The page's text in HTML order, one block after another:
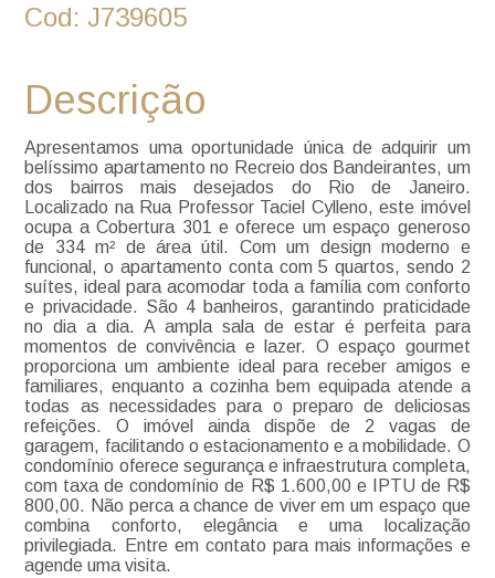
Cod: J739605
Descrição
Apresentamos uma oportunidade única de adquirir um
belíssimo apartamento no Recreio dos Bandeirantes, um
dos bairros mais desejados do Rio de Janeiro.
Localizado na Rua Professor Taciel Cylleno, este imóvel
ocupa a Cobertura 301 e oferece um espaço generoso
de 334 m² de área útil. Com um design moderno e
funcional, o apartamento conta com 5 quartos, sendo 2
suítes, ideal para acomodar toda a família com conforto
e privacidade. São 4 banheiros, garantindo praticidade
no dia a dia. A ampla sala de estar é perfeita para
momentos de convivência e lazer. O espaço gourmet
proporciona um ambiente ideal para receber amigos e
familiares, enquanto a cozinha bem equipada atende a
todas as necessidades para o preparo de deliciosas
refeições. O imóvel ainda dispõe de 2 vagas de
garagem, facilitando o estacionamento e a mobilidade. O
condomínio oferece segurança e infraestrutura completa,
com taxa de condomínio de R$ 1.600,00 e IPTU de R$
800,00. Não perca a chance de viver em um espaço que
combina conforto, elegância e uma localização
privilegiada. Entre em contato para mais informações e
agende uma visita.